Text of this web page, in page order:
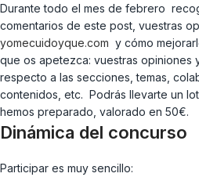
Durante todo el mes de febrero
comentarios de este post, vuestras
yomecuidoyque.com y cómo
que os apetezca: vuestras opiniones
respecto a las secciones, temas,
contenidos, etc. Podrás llevarte un
hemos preparado, valorado en 50€.
Dinámica del concurso
Participar es muy sencillo: